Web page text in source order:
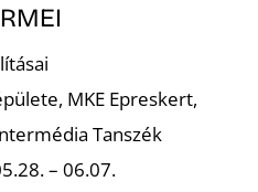
MKE Epreskert,
Tanszék
– 06.07.